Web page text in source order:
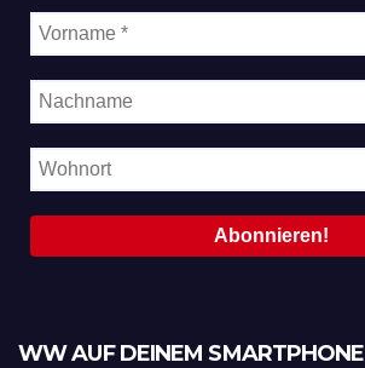
WW AUF DEINEM SMARTPHONE